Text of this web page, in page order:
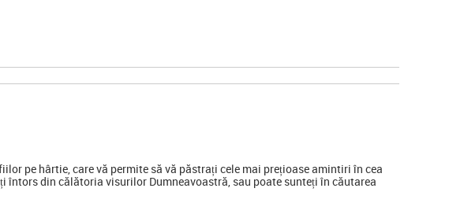
pe hârtie, care vă permite să vă păstrați cele mai prețioase amintiri în cea
întors din călătoria visurilor Dumneavoastră, sau poate sunteți în căutarea